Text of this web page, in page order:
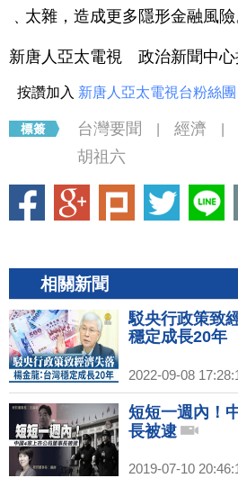
﹑太雜，造成更多隱形金融風險
新唐人亞太電視 政治新聞中心
按讚加入 新唐人亞太電視台粉絲團
台灣要聞 經濟
胡祖六
相關新聞
駁央行政策致
穩定成長20年
2022-09-08
短短一週內！
長被逮
2019-07-10